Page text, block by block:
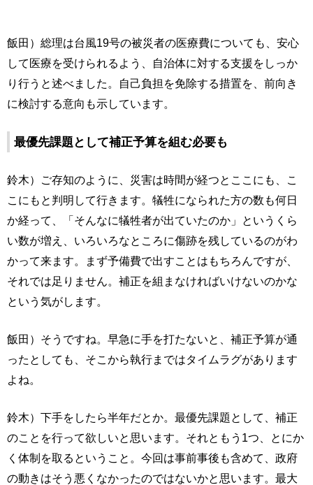
飯田）総理は台風19号の被災者の医療費についても、安心
して医療を受けられるよう、自治体に対する支援をしっか
り行うと述べました。自己負担を免除する措置を、前向き
に検討する意向も示しています。
最優先課題として補正予算を組む必要も
鈴木）ご存知のように、災害は時間が経つとここにも、こ
こにもと判明して行きます。犠牲になられた方の数も何日
か経って、「そんなに犠牲者が出ていたのか」というくら
い数が増え、いろいろなところに傷跡を残しているのがわ
かって来ます。まず予備費で出すことはもちろんですが、
それでは足りません。補正を組まなければいけないのかな
という気がします。
飯田）そうですね。早急に手を打たないと、補正予算が通
ったとしても、そこから執行まではタイムラグがあります
よね。
鈴木）下手をしたら半年だとか。最優先課題として、補正
のことを行って欲しいと思います。それともう1つ、とにか
く体制を取るということ。今回は事前事後も含めて、政府
の動きはそう悪くなかったのではないかと思います。最大